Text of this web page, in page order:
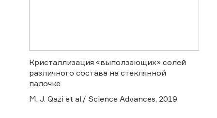
Кристаллизация «выползающих» солей
различного состава на стеклянной
палочке
M. J. Qazi et al./ Science Advances, 2019